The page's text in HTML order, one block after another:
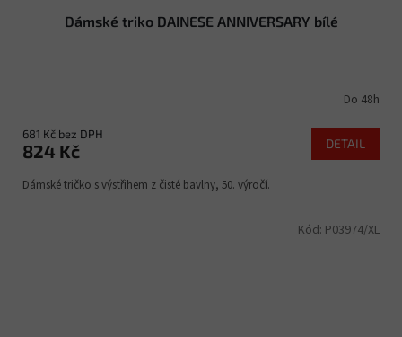
Dámské triko DAINESE ANNIVERSARY bílé
Do 48h
681 Kč bez DPH
824 Kč DETAIL
Dámské tričko s výstřihem z čisté bavlny, 50. výročí.
Kód: P03974/XL